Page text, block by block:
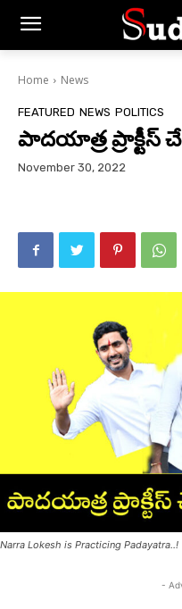
Home News
FEATURED NEWS POLITICS
పాదయాత్ర ప్రాక్టీస్
November 30, 2022
Narra Lokesh is Practicing Padayatra..!
-